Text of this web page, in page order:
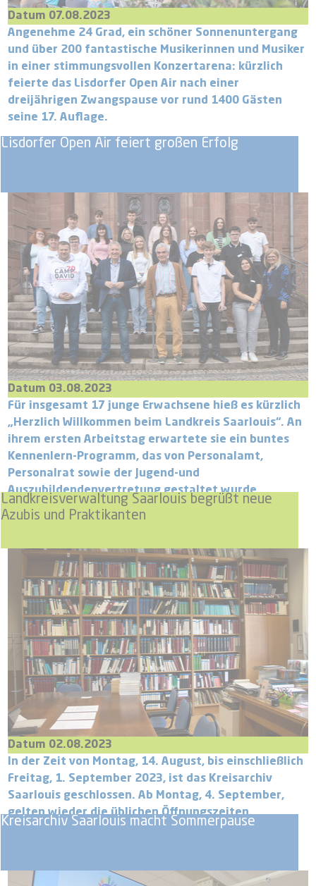
Lisdorfer Open Air feiert großen Erfolg
Datum 07.08.2023
Angenehme 24 Grad, ein schöner Sonnenuntergang
und über 200 fantastische Musikerinnen und Musiker
in einer stimmungsvollen Konzertarena: kürzlich
feierte das Lisdorfer Open Air nach einer
dreijährigen Zwangspause vor rund 1400 Gästen
seine 17. Auflage.
Landkreisverwaltung Saarlouis begrüßt neue
Azubis und Praktikanten
Datum 03.08.2023
Für insgesamt 17 junge Erwachsene hieß es kürzlich
„Herzlich Willkommen beim Landkreis Saarlouis“. An
ihrem ersten Arbeitstag erwartete sie ein buntes
Kennenlern-Programm, das von Personalamt,
Personalrat sowie der Jugend-und
Auszubildendenvertretung gestaltet wurde.
Kreisarchiv Saarlouis macht Sommerpause
Datum 02.08.2023
In der Zeit von Montag, 14. August, bis einschließlich
Freitag, 1. September 2023, ist das Kreisarchiv
Saarlouis geschlossen. Ab Montag, 4. September,
gelten wieder die üblichen Öffnungszeiten.